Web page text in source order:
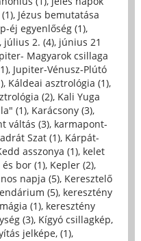
, Jézus bemutatása
éj egyenlőség (1),
július 2. (4), június 21
Magyarok csillaga
, Jupiter-Vénusz-Plútó
, Káldeai asztrológia (1),
(2), Kali Yuga
(1), Karácsony (3),
váltás (3), karmapont-
Szat (1), Kárpát-
asszonya (1), kelet
bor (1), Kepler (2),
napja (5), Keresztelő
(5), keresztény
(1), keresztény
(3), Kígyó csillagkép,
jelképe, (1),